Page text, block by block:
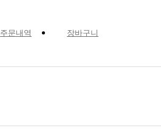
주문내역 장바구니